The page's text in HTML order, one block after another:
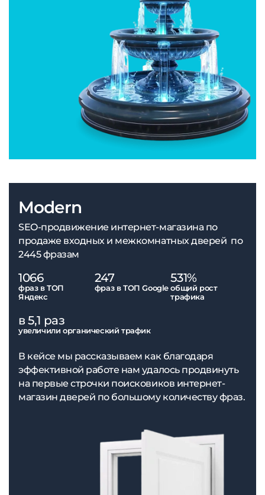
Modern
SEO-продвижение интернет-магазина по
продаже входных и межкомнатных дверей по
2445 фразам
1066
фраз в ТОП
Яндекс
247
фраз в ТОП Google
531%
общий рост
трафика
в 5,1 раз
увеличили органический трафик
В кейсе мы рассказываем как благодаря
эффективной работе нам удалось продвинуть
на первые строчки поисковиков интернет-
магазин дверей по большому количеству фраз.